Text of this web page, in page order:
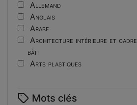
Allemand
Anglais
Arabe
Architecture intérieure et cadre
bâti
Arts plastiques
Biotechnologies
Mots clés